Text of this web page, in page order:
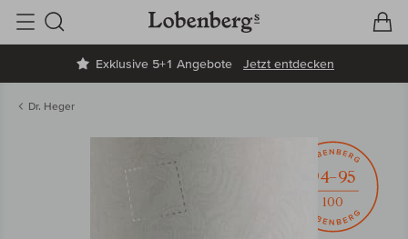
Exklusive 5+1 Angebote Jetzt entdecken
Suche
Dr. Heger
94–95
100